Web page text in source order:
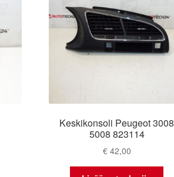
Keskikonsoli Peugeot 3008
5008 823114
€42,00